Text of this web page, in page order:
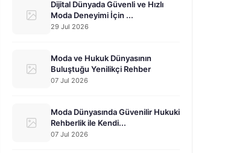
Dijital Dünyada Güvenli ve Hızlı
Moda Deneyimi İçin ...
29 Jul 2026
Moda ve Hukuk Dünyasının
Buluştuğu Yenilikçi Rehber
07 Jul 2026
Moda Dünyasında Güvenilir Hukuki
Rehberlik ile Kendi...
07 Jul 2026